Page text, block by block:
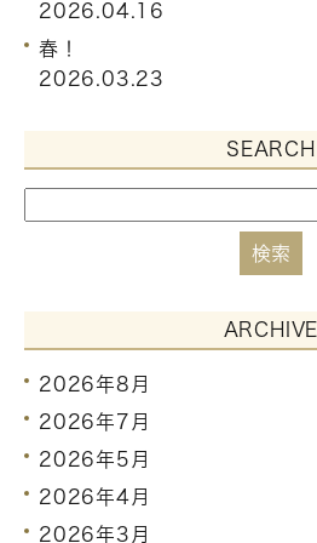
2026.04.16
春！
2026.03.23
SEARCH
ARCHIVE
2026年8月
2026年7月
2026年5月
2026年4月
2026年3月